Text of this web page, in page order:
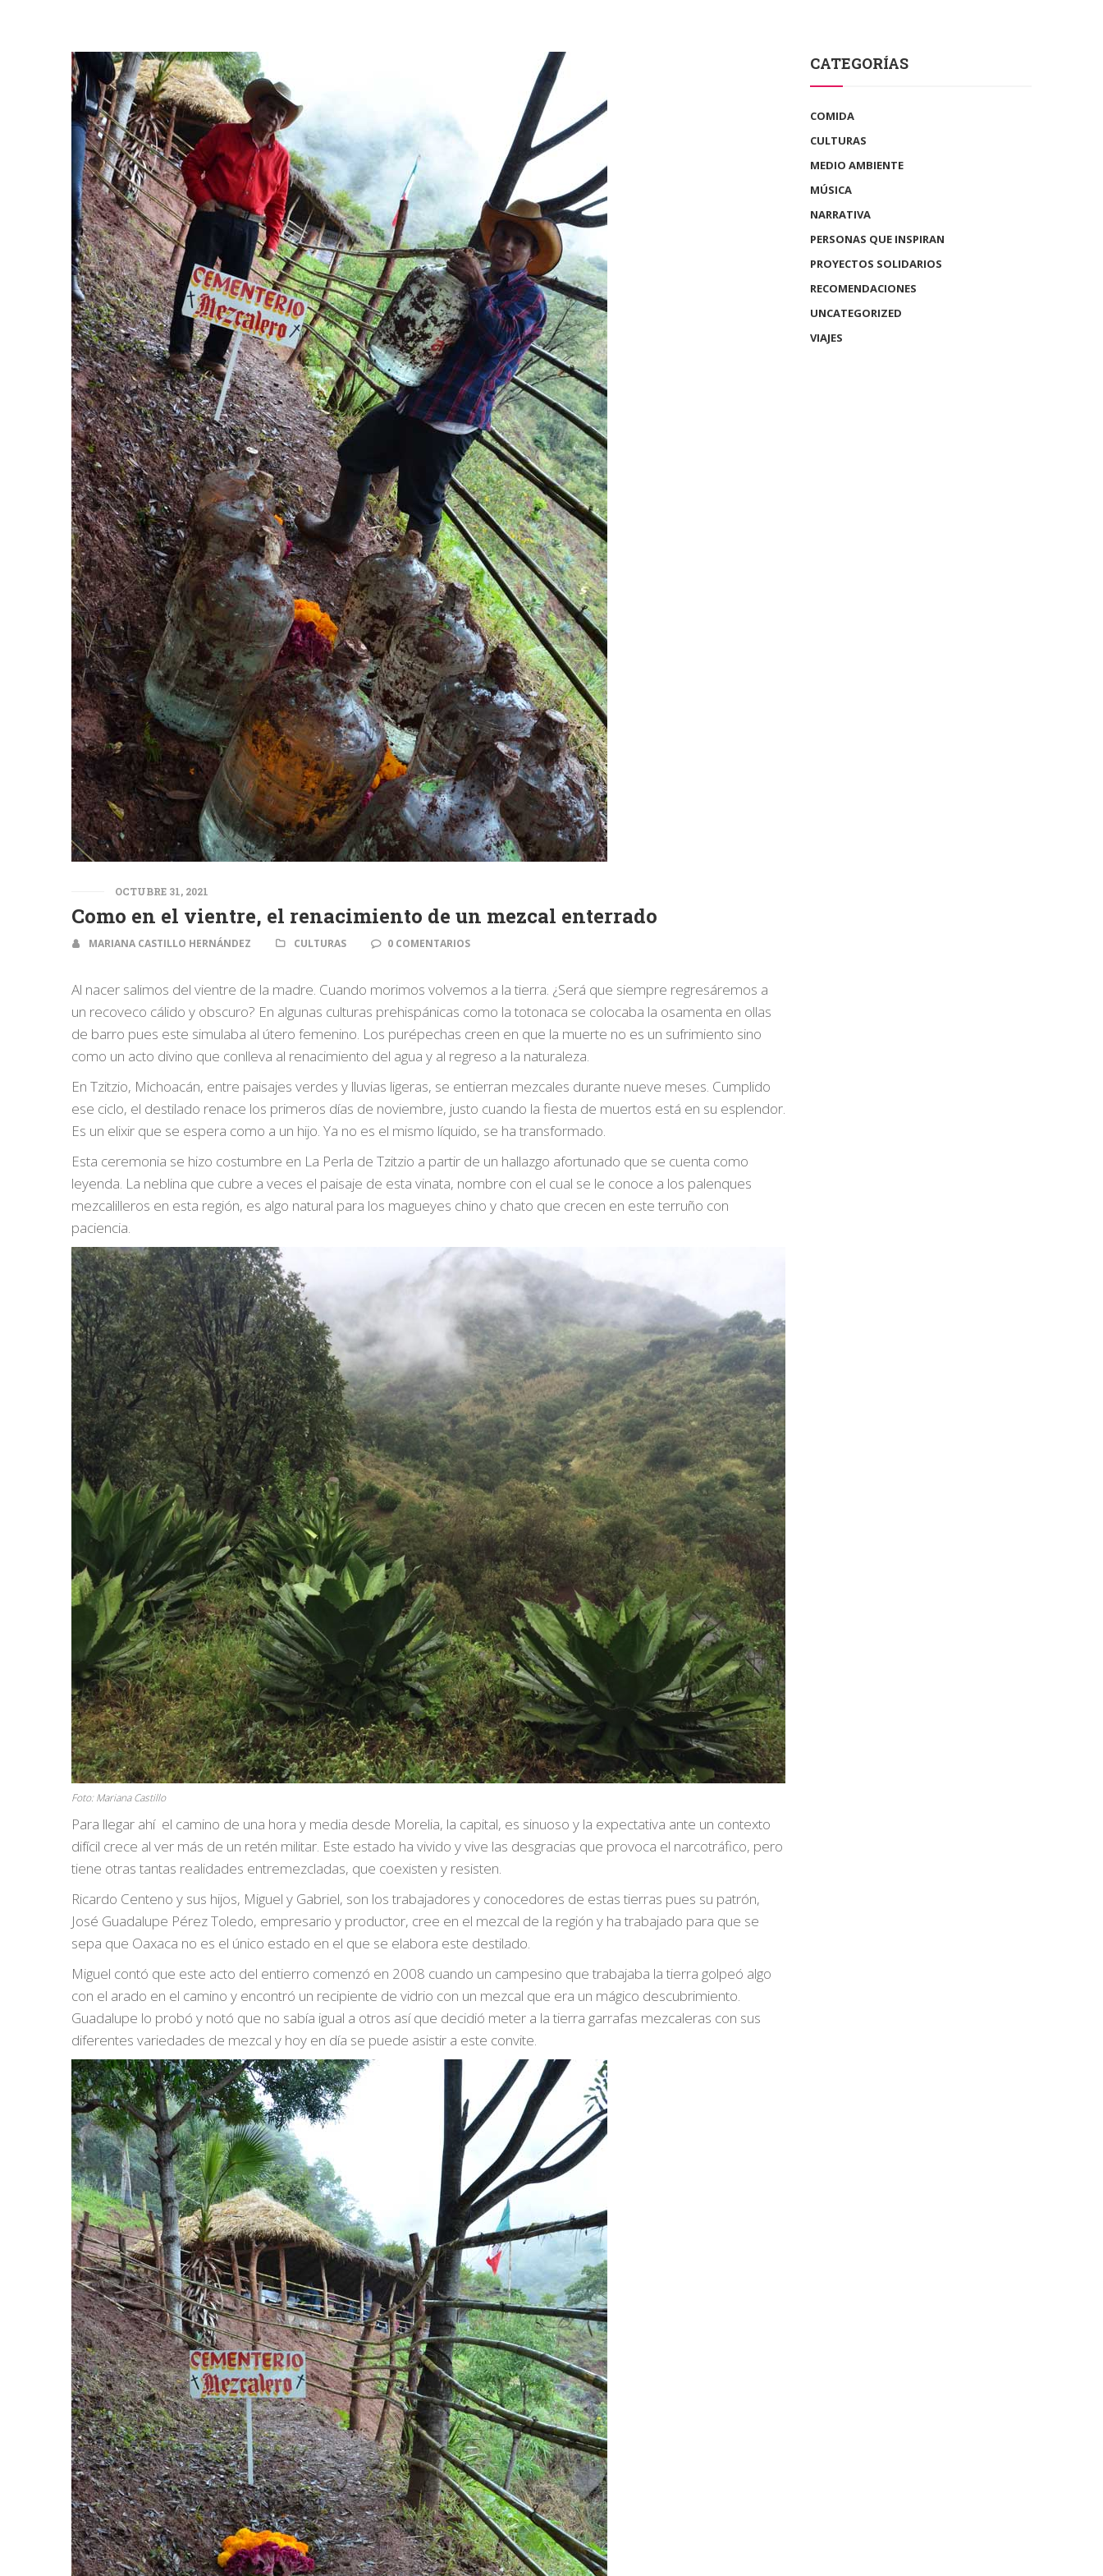
OCTUBRE 31, 2021
Como en el vientre, el renacimiento de un mezcal enterrado
MARIANA CASTILLO HERNÁNDEZ CULTURAS 0 COMENTARIOS
Al nacer salimos del vientre de la madre. Cuando morimos volvemos a la tierra. ¿Será que siempre regresáremos a
un recoveco cálido y obscuro? En algunas culturas prehispánicas como la totonaca se colocaba la osamenta en ollas
de barro pues este simulaba al útero femenino. Los purépechas creen en que la muerte no es un sufrimiento sino
como un acto divino que conlleva al renacimiento del agua y al regreso a la naturaleza.
En Tzitzio, Michoacán, entre paisajes verdes y lluvias ligeras, se entierran mezcales durante nueve meses. Cumplido
ese ciclo, el destilado renace los primeros días de noviembre, justo cuando la fiesta de muertos está en su esplendor.
Es un elixir que se espera como a un hijo. Ya no es el mismo líquido, se ha transformado.
Esta ceremonia se hizo costumbre en La Perla de Tzitzio a partir de un hallazgo afortunado que se cuenta como
leyenda. La neblina que cubre a veces el paisaje de esta vinata, nombre con el cual se le conoce a los palenques
mezcalilleros en esta región, es algo natural para los magueyes chino y chato que crecen en este terruño con
paciencia.
Foto: Mariana Castillo
Para llegar ahí el camino de una hora y media desde Morelia, la capital, es sinuoso y la expectativa ante un contexto
difícil crece al ver más de un retén militar. Este estado ha vivido y vive las desgracias que provoca el narcotráfico, pero
tiene otras tantas realidades entremezcladas, que coexisten y resisten.
Ricardo Centeno y sus hijos, Miguel y Gabriel, son los trabajadores y conocedores de estas tierras pues su patrón,
José Guadalupe Pérez Toledo, empresario y productor, cree en el mezcal de la región y ha trabajado para que se
sepa que Oaxaca no es el único estado en el que se elabora este destilado.
Miguel contó que este acto del entierro comenzó en 2008 cuando un campesino que trabajaba la tierra golpeó algo
con el arado en el camino y encontró un recipiente de vidrio con un mezcal que era un mágico descubrimiento.
Guadalupe lo probó y notó que no sabía igual a otros así que decidió meter a la tierra garrafas mezcaleras con sus
diferentes variedades de mezcal y hoy en día se puede asistir a este convite.
CATEGORÍAS
COMIDA
CULTURAS
MEDIO AMBIENTE
MÚSICA
NARRATIVA
PERSONAS QUE INSPIRAN
PROYECTOS SOLIDARIOS
RECOMENDACIONES
UNCATEGORIZED
VIAJES